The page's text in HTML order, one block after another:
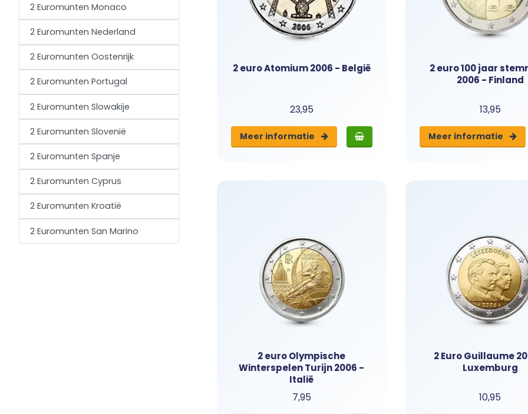
2 Euromunten Monaco
2 Euromunten Nederland
2 Euromunten Oostenrijk
2 Euromunten Portugal
2 Euromunten Slowakije
2 Euromunten Slovenië
2 Euromunten Spanje
2 Euromunten Cyprus
2 Euromunten Kroatië
2 Euromunten San Marino
2 euro Atomium 2006 - België
23,95
Meer informatie
2 euro 100 jaar
2006 - Finland
13,95
Meer informatie
2 euro Olympische
Winterspelen Turijn 2006 -
Italië
7,95
2 Euro Guillaume
Luxemburg
10,95